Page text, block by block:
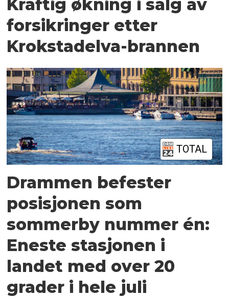
Kraftig økning i salg av
forsikringer etter
Krokstadelva-brannen
TOTAL
Drammen befester
posisjonen som
sommerby nummer én:
Eneste stasjonen i
landet med over 20
grader i hele juli